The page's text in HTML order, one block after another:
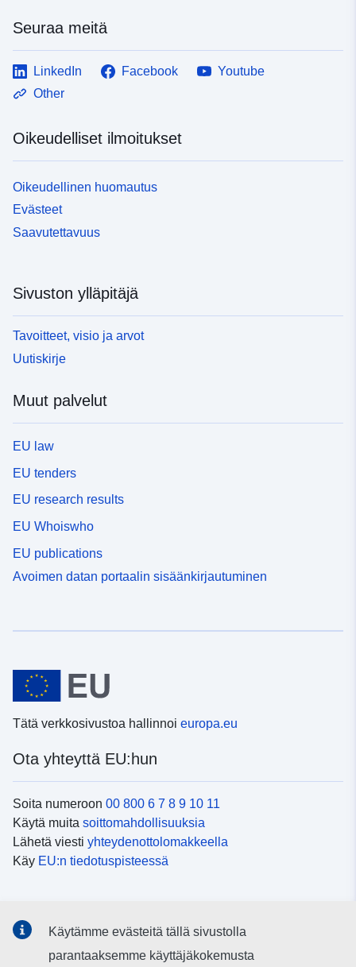
Seuraa meitä
LinkedIn Facebook
Youtube
Other
Oikeudelliset ilmoitukset
Oikeudellinen huomautus
Evästeet
Saavutettavuus
Sivuston ylläpitäjä
Tavoitteet, visio ja arvot
Uutiskirje
Muut palvelut
EU law
EU tenders
EU research results
EU Whoiswho
EU publications
Avoimen datan portaalin sisäänkirjautuminen
Tätä verkkosivustoa hallinnoi europa.eu
Ota yhteyttä EU:hun
Soita numeroon 00 800 6 7 8 9 10 11
Käytä muita soittomahdollisuuksia
Lähetä viesti yhteydenottolomakkeella
Käy EU:n tiedotuspisteessä
sosiaalisessa mediassa
Käytämme evästeitä tällä sivustolla
parantaaksemme käyttäjäkokemusta